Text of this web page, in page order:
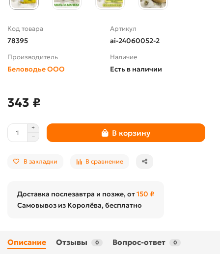
Код товара
78395
Артикул
ai-24060052-2
Производитель
Беловодье ООО
Наличие
Есть в наличии
343 ₽
В корзину
В закладки В сравнение
Доставка послезавтра и позже, от150 ₽
Самовывоз из Королёва, бесплатно
Описание Отзывы 0 Вопрос-ответ 0